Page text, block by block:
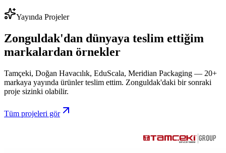
Yayında Projeler
Zonguldak'dan dünyaya teslim ettiğim
markalardan örnekler
Tamçeki, Doğan Havacılık, EduScala, Meridian Packaging — 20+
markaya yayında ürünler teslim ettim. Zonguldak'daki bir sonraki
proje sizinki olabilir.
Tüm projeleri gör